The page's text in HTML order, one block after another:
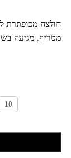
חולצה מכופתרת
מטריף, מגיעה
10